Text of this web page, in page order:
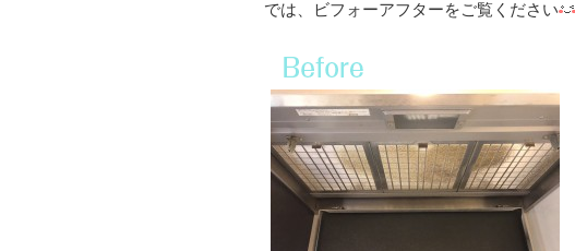
では、ビフォーアフターをご覧ください